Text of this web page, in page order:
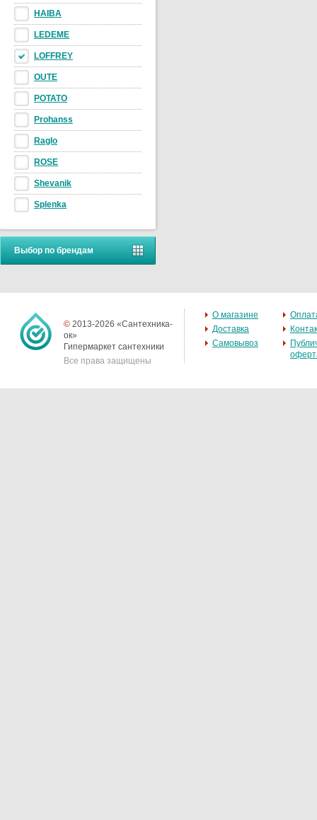
HAIBA
LEDEME
LOFFREY
OUTE
POTATO
Prohanss
Raglo
ROSE
Shevanik
Splenka
Выбор по брендам
© 2013-2026 «Сантехника-
ок»
Гипермаркет сантехники
Все права защищены
О магазине
Доставка
Самовывоз